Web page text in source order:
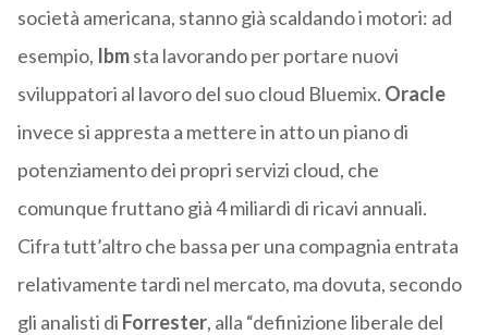
società americana, stanno già scaldando i motori: ad
esempio, Ibmsta lavorando per portare nuovi
sviluppatori al lavoro del suo cloud Bluemix. Oracle
invece si appresta a mettere in atto un piano di
potenziamento dei propri servizi cloud, che
comunque fruttano già 4 miliardi di ricavi annuali.
Cifra tutt’altro che bassa per una compagnia entrata
relativamente tardi nel mercato, ma dovuta, secondo
gli analisti di Forrester, alla “definizione liberale del